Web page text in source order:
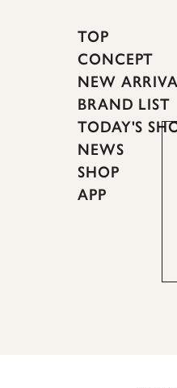
TOP
CONCEPT
NEW
BRAND LIST
TODAY'S
NEWS
SHOP
APP